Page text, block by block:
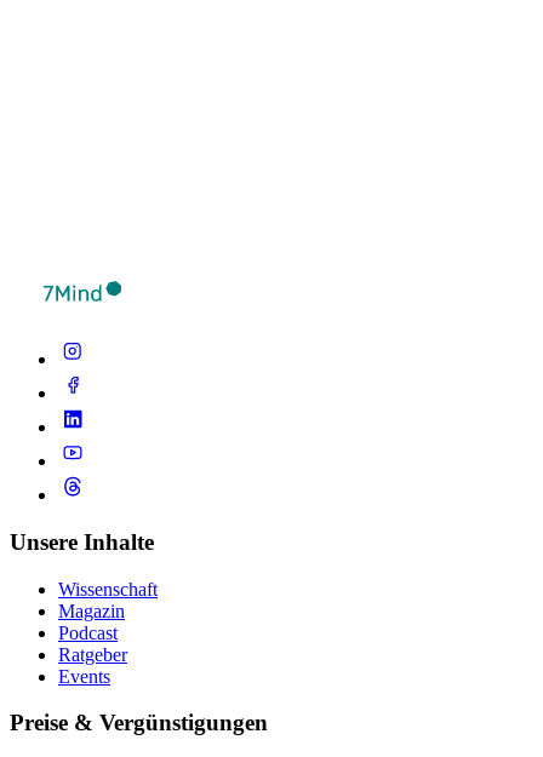
Unsere Inhalte
Wissenschaft
Magazin
Podcast
Ratgeber
Events
Preise & Vergünstigungen